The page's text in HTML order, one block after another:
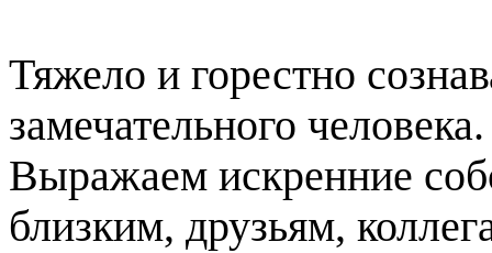
Тяжело и горестно
замечательного человека.
Выражаем искренние
близким, друзьям,